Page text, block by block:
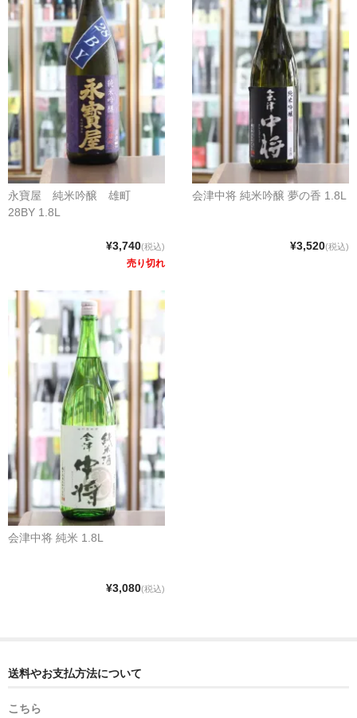
永寶屋 純米吟醸 雄町
28BY 1.8L
¥3,740(税込)
売り切れ
会津中将 純米吟醸 夢の香 1.8L
¥3,520(税込)
会津中将 純米 1.8L
¥3,080(税込)
送料やお支払方法について
こちら